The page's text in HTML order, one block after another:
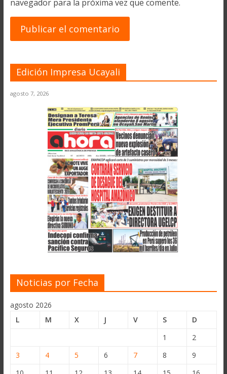
navegador para la próxima vez que comente.
Edición Impresa Ucayali
agosto 7, 2026
Noticias por Fecha
agosto 2026
L
M X J V S
D
1
2
3
4 5 6 7 8
9